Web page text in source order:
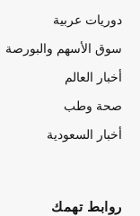
دوريات عربية
سوق الأسهم والبورصة
أخبار العالم
صحة وطب
أخبار السعودية
روابط تهمك